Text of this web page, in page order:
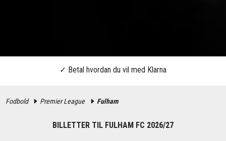
Fodbold Premier League Fulham
BILLETTER TIL FULHAM FC 2026/27